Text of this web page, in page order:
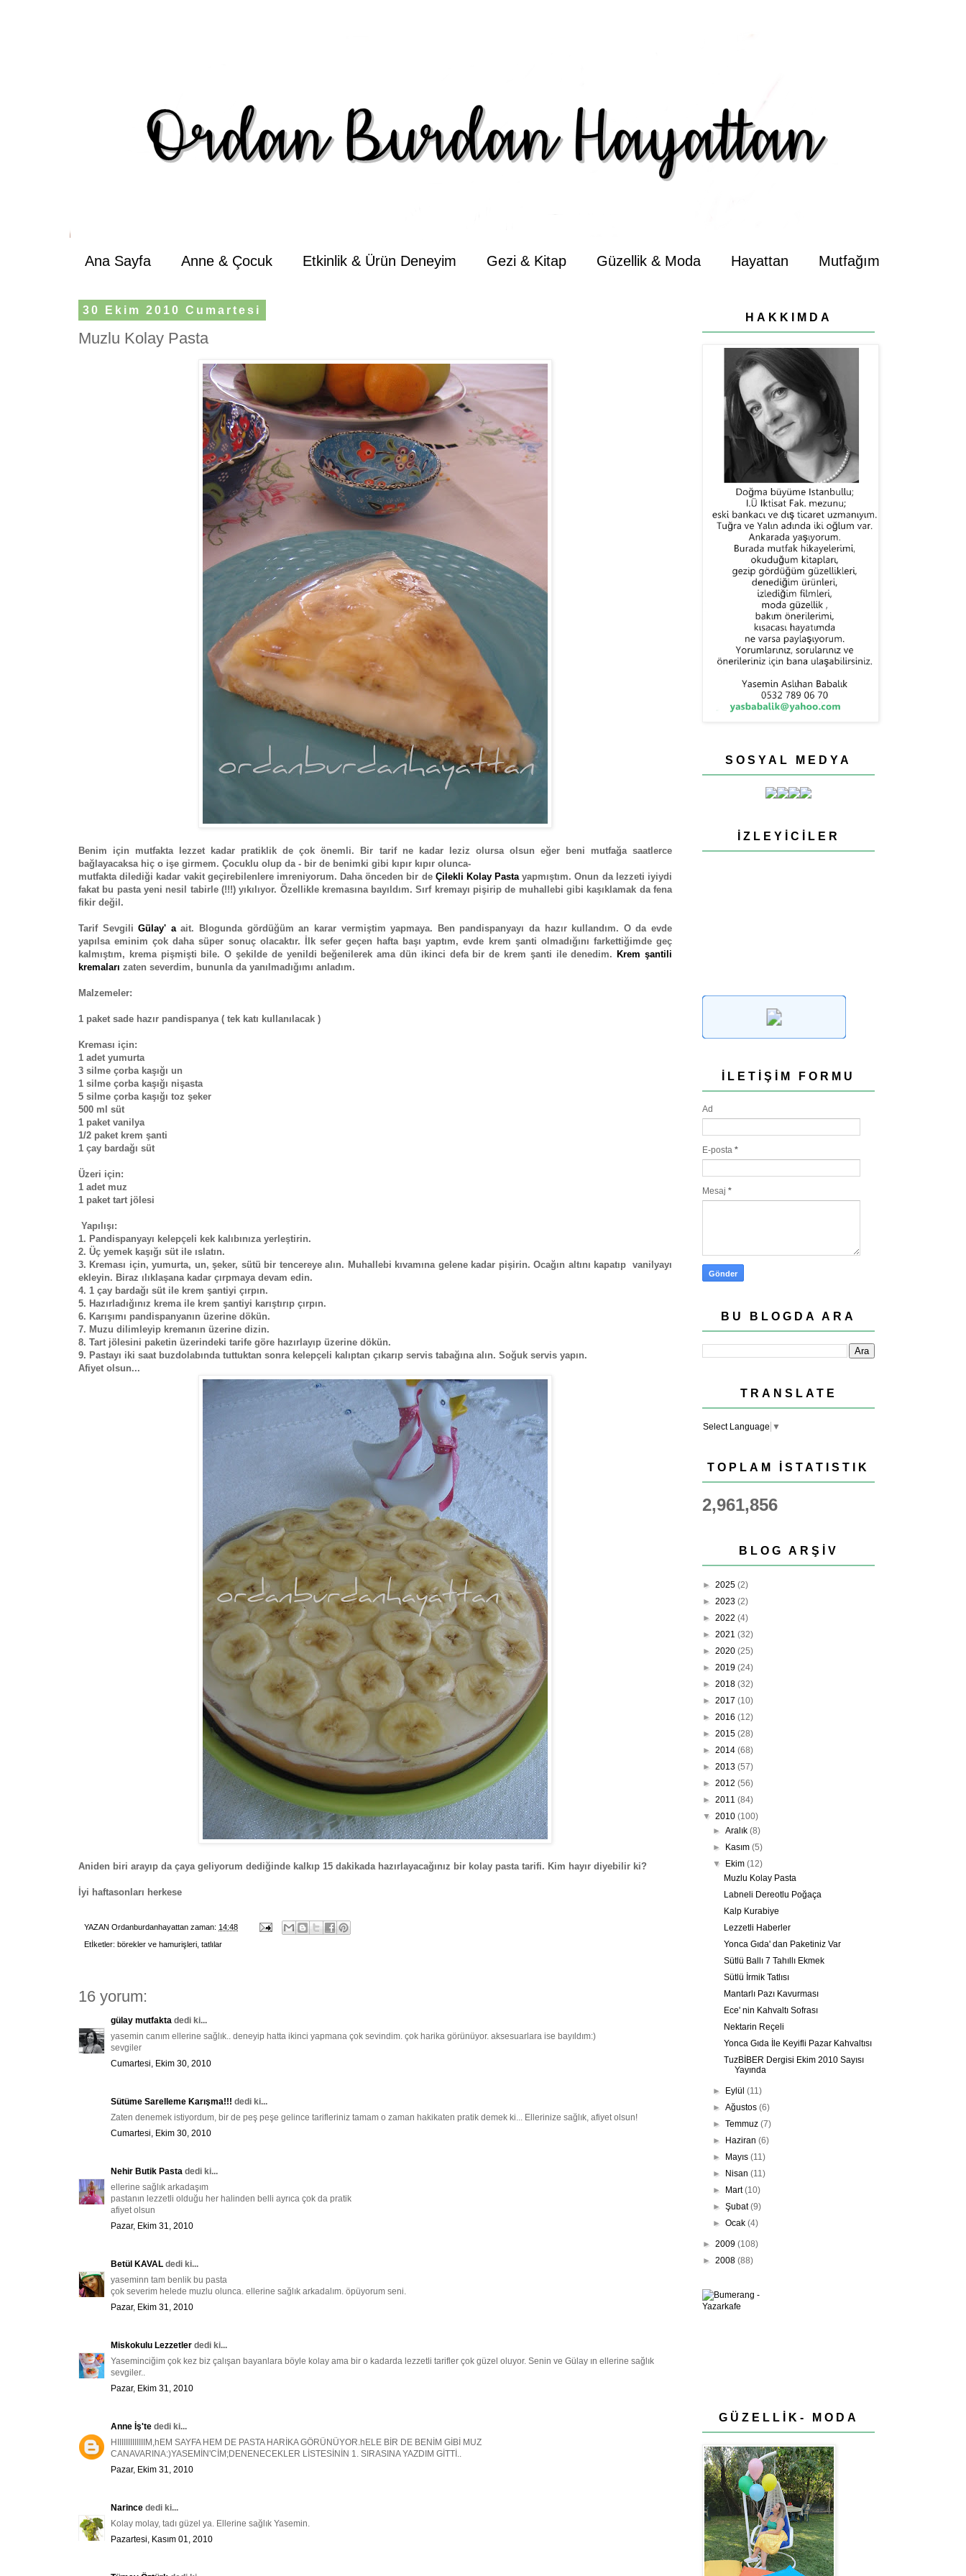
Ana Sayfa Anne & Çocuk Etkinlik & Ürün Deneyim Gezi & Kitap Güzellik & Moda Hayattan Mutfağım
30 Ekim 2010 Cumartesi
Muzlu Kolay Pasta
Benim için mutfakta lezzet kadar pratiklik de çok önemli. Bir tarif ne kadar leziz olursa olsun eğer beni mutfağa saatlerce
bağlayacaksa hiç o işe girmem. Çocuklu olup da - bir de benimki gibi kıpır kıpır olunca-
mutfakta dilediği kadar vakit geçirebilenlere imreniyorum. Daha önceden bir de Çilekli Kolay Pasta yapmıştım. Onun da lezzeti iyiydi
fakat bu pasta yeni nesil tabirle (!!!) yıkılıyor. Özellikle kremasına bayıldım. Sırf kremayı pişirip de muhallebi gibi kaşıklamak da fena
fikir değil.
Tarif SevgiliGülay' aait. Blogunda gördüğüm an karar vermiştim yapmaya. Ben pandispanyayı da hazır kullandım. O da evde
yapılsa eminim çok daha süper sonuç olacaktır. İlk sefer geçen hafta başı yaptım, evde krem şanti olmadığını farkettiğimde geç
kalmıştım, krema pişmişti bile. O şekilde de yenildi beğenilerek ama dün ikinci defa bir de krem şanti ile denedim.Krem şantili
kremaları zaten severdim, bununla da yanılmadığımı anladım.
Malzemeler:
1 paket sade hazır pandispanya ( tek katı kullanılacak )
Kreması için:
1 adet yumurta
3 silme çorba kaşığı un
1 silme çorba kaşığı nişasta
5 silme çorba kaşığı toz şeker
500 ml süt
1 paket vanilya
1/2 paket krem şanti
1 çay bardağı süt
Üzeri için:
1 adet muz
1 paket tart jölesi
Yapılışı:
1. Pandispanyayı kelepçeli kek kalıbınıza yerleştirin.
2. Üç yemek kaşığı süt ile ıslatın.
3. Kreması için, yumurta, un, şeker, sütü bir tencereye alın. Muhallebi kıvamına gelene kadar pişirin. Ocağın altını kapatıp vanilyayı
ekleyin. Biraz ılıklaşana kadar çırpmaya devam edin.
4. 1 çay bardağı süt ile krem şantiyi çırpın.
5. Hazırladığınız krema ile krem şantiyi karıştırıp çırpın.
6. Karışımı pandispanyanın üzerine dökün.
7. Muzu dilimleyip kremanın üzerine dizin.
8. Tart jölesini paketin üzerindeki tarife göre hazırlayıp üzerine dökün.
9. Pastayı iki saat buzdolabında tuttuktan sonra kelepçeli kalıptan çıkarıp servis tabağına alın. Soğuk servis yapın.
Afiyet olsun...
Aniden biri arayıp da çaya geliyorum dediğinde kalkıp 15 dakikada hazırlayacağınız bir kolay pasta tarifi. Kim hayır diyebilir ki?
İyi haftasonları herkese
YAZAN Ordanburdanhayattan zaman: 14:48
Etİketler: börekler ve hamurişleri tatlılar
16 yorum:
gülay mutfakta dedi ki...
yasemin canım ellerine sağlık.. deneyip hatta ikinci yapmana çok sevindim. çok harika görünüyor. aksesuarlara ise bayıldım:)
sevgiler
Cumartesi, Ekim 30, 2010
Sütüme Sarelleme Karışma!!! dedi ki...
Zaten denemek istiyordum, bir de peş peşe gelince tarifleriniz tamam o zaman hakikaten pratik demek ki... Ellerinize sağlık, afiyet olsun!
Cumartesi, Ekim 30, 2010
Nehir Butik Pasta dedi ki...
ellerine sağlık arkadaşım
pastanın lezzetli olduğu her halinden belli ayrıca çok da pratik
afiyet olsun
Pazar, Ekim 31, 2010
Betül KAVAL dedi ki...
yaseminn tam benlik bu pasta
çok severim helede muzlu olunca. ellerine sağlık arkadalım. öpüyorum seni.
Pazar, Ekim 31, 2010
Miskokulu Lezzetler dedi ki...
Yaseminciğim çok kez biz çalışan bayanlara böyle kolay ama bir o kadarda lezzetli tarifler çok güzel oluyor. Senin ve Gülay ın ellerine sağlık
sevgiler..
Pazar, Ekim 31, 2010
Anne İş'te dedi ki...
HIIIIIIIIIIIIIM,hEM SAYFA HEM DE PASTA HARİKA GÖRÜNÜYOR.hELE BİR DE BENİM GİBİ MUZ
CANAVARINA:)YASEMİN'CİM;DENENECEKLER LİSTESİNİN 1. SIRASINA YAZDIM GİTTİ..
Pazar, Ekim 31, 2010
Narince dedi ki...
Kolay molay, tadı güzel ya. Ellerine sağlık Yasemin.
Pazartesi, Kasım 01, 2010
HAKKIMDA
SOSYAL MEDYA
İZLEYICILER
İLETIŞIM FORMU
Ad
E-posta *
Mesaj *
BU BLOGDA ARA
TRANSLATE
Select Language ▼
TOPLAM İSTATISTIK
2,961,856
BLOG ARŞIV
► 2025 (2)
► 2023 (2)
► 2022 (4)
► 2021 (32)
► 2020 (25)
► 2019 (24)
► 2018 (32)
► 2017 (10)
► 2016 (12)
► 2015 (28)
► 2014 (68)
► 2013 (57)
► 2012 (56)
► 2011 (84)
▼ 2010 (100)
►Aralık(8)
► Kasım(5)
▼ Ekim(12)
Muzlu Kolay Pasta
Labneli Dereotlu Poğaça
Kalp Kurabiye
Lezzetli Haberler
Yonca Gıda' dan Paketiniz Var
Sütlü Ballı 7 Tahıllı Ekmek
Sütlü İrmik Tatlısı
Mantarlı Pazı Kavurması
Ece' nin Kahvaltı Sofrası
Nektarin Reçeli
Yonca Gıda İle Keyifli Pazar Kahvaltısı
TuzBİBER Dergisi Ekim 2010 Sayısı
Yayında
► Eylül(11)
►Ağustos(6)
►Temmuz(7)
► Haziran(6)
► Mayıs(11)
► Nisan(11)
► Mart(10)
►Şubat(9)
►Ocak(4)
► 2009 (108)
► 2008 (88)
GÜZELLİK- MODA